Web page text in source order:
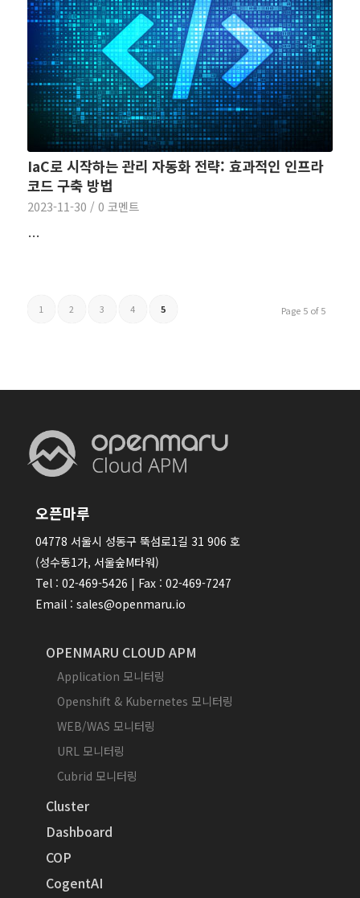
IaC로 시작하는 관리 자동화 전략: 효과적인 인프라
코드 구축 방법
2023-11-30 / 0 코멘트
…
Page 5 of 5
1 2 3 4 5
오픈마루
04778 서울시 성동구 뚝섬로1길 31 906 호
(성수동1가, 서울숲M타워)
Tel : 02-469-5426 | Fax : 02-469-7247
Email : sales@openmaru.io
OPENMARU CLOUD APM
Application 모니터링
Openshift & Kubernetes 모니터링
WEB/WAS 모니터링
URL 모니터링
Cubrid 모니터링
Cluster
Dashboard
COP
CogentAI